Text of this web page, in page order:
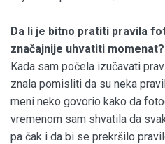
Da li je bitno pratiti pravila
značajnije uhvatiti momenat?
Kada sam počela izučavati
znala pomisliti da su neka
meni neko govorio kako da
vremenom sam shvatila da
pa čak i da bi se prekršilo